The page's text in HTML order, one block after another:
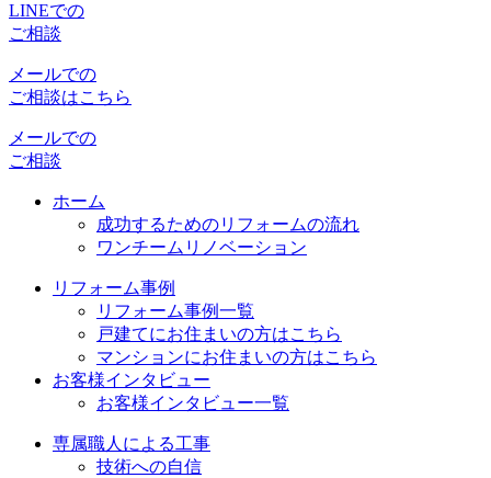
LINEでの
ご相談
メールでの
ご相談はこちら
メールでの
ご相談
ホーム
成功するためのリフォームの流れ
ワンチームリノベーション
リフォーム事例
リフォーム事例一覧
戸建てにお住まいの方はこちら
マンションにお住まいの方はこちら
お客様インタビュー
お客様インタビュー一覧
専属職人による工事
技術への自信